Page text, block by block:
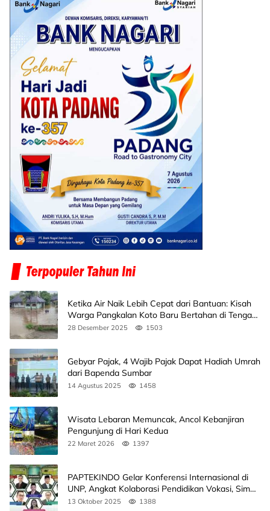
Ketika Air Naik Lebih Cepat dari Bantuan: Kisah
Warga Pangkalan Koto Baru Bertahan di Tengah
Banjir
28 Desember 2025 1503
Gebyar Pajak, 4 Wajib Pajak Dapat Hadiah Umrah
dari Bapenda Sumbar
14 Agustus 2025 1458
Wisata Lebaran Memuncak, Ancol Kebanjiran
Pengunjung di Hari Kedua
22 Maret 2026 1397
PAPTEKINDO Gelar Konferensi Internasional di
UNP, Angkat Kolaborasi Pendidikan Vokasi, Simak
Agendanya
13 Oktober 2025 1388